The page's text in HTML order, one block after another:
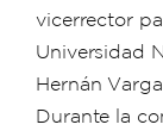
vicerrector
Universidad
Hernán
Durante la